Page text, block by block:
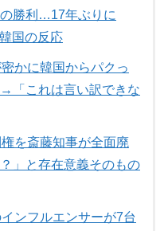
の勝利…17年ぶりに
国の反応
かに韓国からパクっ
「これは言い訳できな
を斎藤知事が全面廃
」と存在意義そのもの
ンフルエンサーが7台